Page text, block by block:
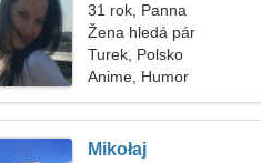
31 rok, Panna
Žena hledá pár
Turek, Polsko
Anime, Humor
Mikołaj